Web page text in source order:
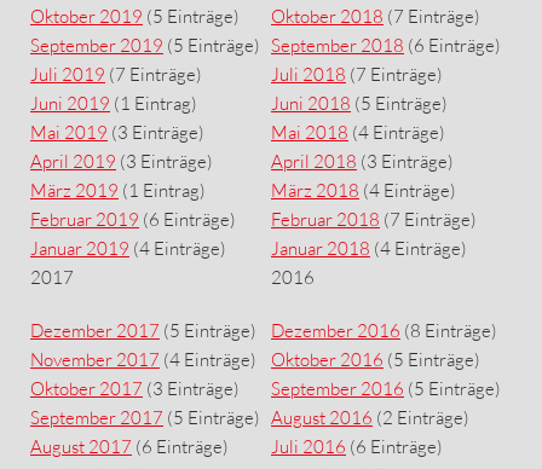
Oktober 2019 (5 Einträge)
September 2019 (5 Einträge)
Juli 2019 (7 Einträge)
Juni 2019 (1 Eintrag)
Mai 2019 (3 Einträge)
April 2019 (3 Einträge)
März 2019 (1 Eintrag)
Februar 2019 (6 Einträge)
Januar 2019 (4 Einträge)
Oktober 2018 (7 Einträge)
September 2018 (6 Einträge)
Juli 2018 (7 Einträge)
Juni 2018 (5 Einträge)
Mai 2018 (4 Einträge)
April 2018 (3 Einträge)
März 2018 (4 Einträge)
Februar 2018 (7 Einträge)
Januar 2018 (4 Einträge)
2017
Dezember 2017 (5 Einträge)
November 2017 (4 Einträge)
Oktober 2017 (3 Einträge)
September 2017 (5 Einträge)
August 2017 (6 Einträge)
2016
Dezember 2016 (8 Einträge)
Oktober 2016 (5 Einträge)
September 2016 (5 Einträge)
August 2016 (2 Einträge)
Juli 2016 (6 Einträge)